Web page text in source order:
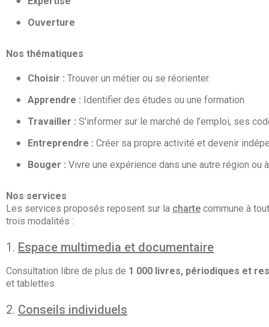
Ouverture
Nos thématiques
Choisir : Trouver un métier ou se réorienter.
Apprendre : Identifier des études ou une formation
Travailler : S’informer sur le marché de l’emploi, ses
Entreprendre : Créer sa propre activité et devenir
Bouger : Vivre une expérience dans une autre région ou
Nos services
Les services proposés reposent sur la charte commune à
trois modalités :
Espace multimedia et documentaire
Consultation libre de plus de 1 000 livres, périodiques et
et tablettes.
Conseils individuels